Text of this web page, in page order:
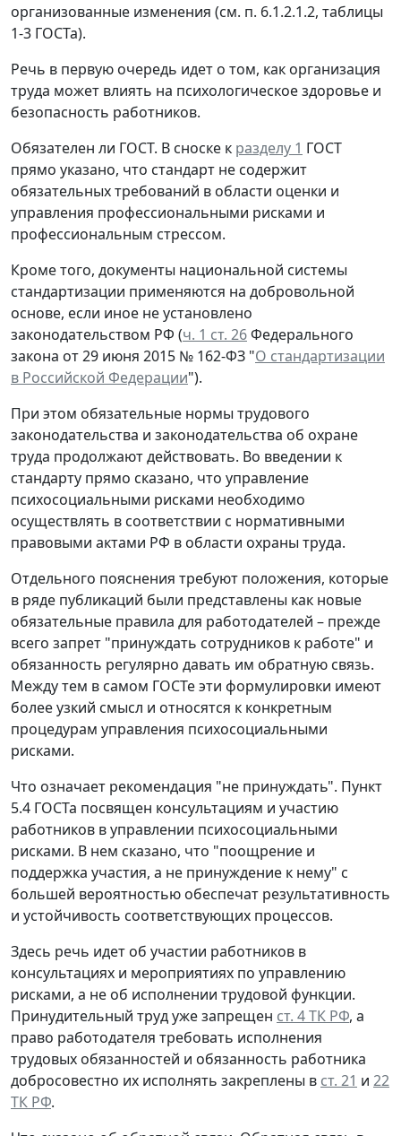
организованные изменения (см. п. 6.1.2.1.2, таблицы
1-3 ГОСТа).
Речь в первую очередь идет о том, как организация
труда может влиять на психологическое здоровье и
безопасность работников.
Обязателен ли ГОСТ. В сноске к разделу 1 ГОСТ
прямо указано, что стандарт не содержит
обязательных требований в области оценки и
управления профессиональными рисками и
профессиональным стрессом.
Кроме того, документы национальной системы
стандартизации применяются на добровольной
основе, если иное не установлено
законодательством РФ (ч. 1 ст. 26Федерального
закона от 29 июня 2015 № 162-ФЗ "О стандартизации
в Российской Федерации").
При этом обязательные нормы трудового
законодательства и законодательства об охране
труда продолжают действовать. Во введении к
стандарту прямо сказано, что управление
психосоциальными рисками необходимо
осуществлять в соответствии с нормативными
правовыми актами РФ в области охраны труда.
Отдельного пояснения требуют положения, которые
в ряде публикаций были представлены как новые
обязательные правила для работодателей – прежде
всего запрет "принуждать сотрудников к работе" и
обязанность регулярно давать им обратную связь.
Между тем в самом ГОСТе эти формулировки имеют
более узкий смысл и относятся к конкретным
процедурам управления психосоциальными
рисками.
Что означает рекомендация "не принуждать". Пункт
5.4 ГОСТа посвящен консультациям и участию
работников в управлении психосоциальными
рисками. В нем сказано, что "поощрение и
поддержка участия, а не принуждение к нему" с
большей вероятностью обеспечат результативность
и устойчивость соответствующих процессов.
Здесь речь идет об участии работников в
консультациях и мероприятиях по управлению
рисками, а не об исполнении трудовой функции.
Принудительный труд уже запрещен ст. 4 ТК РФ, а
право работодателя требовать исполнения
трудовых обязанностей и обязанность работника
добросовестно их исполнять закреплены в ст. 21 и 22
ТК РФ.